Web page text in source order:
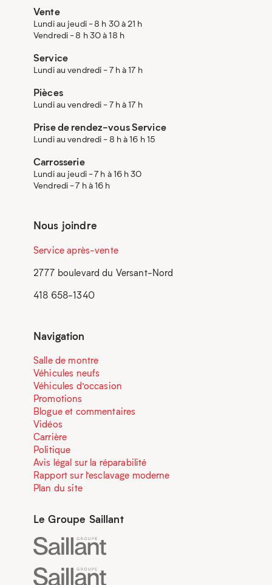
Vente
Lundi au jeudi - 8 h 30 à 21 h
Vendredi - 8 h 30 à 18 h
Service
Lundi au vendredi - 7 h à 17 h
Pièces
Lundi au vendredi - 7 h à 17 h
Prise de rendez-vous Service
Lundi au vendredi - 8 h à 16 h 15
Carrosserie
Lundi au jeudi - 7 h à 16 h 30
Vendredi - 7 h à 16 h
Nous joindre
Service après-vente
2777 boulevard du Versant-Nord
418 658-1340
Navigation
Salle de montre
Véhicules neufs
Véhicules d’occasion
Promotions
Blogue et commentaires
Vidéos
Carrière
Politique
Avis légal sur la réparabilité
Rapport sur l’esclavage moderne
Plan du site
Le Groupe Saillant